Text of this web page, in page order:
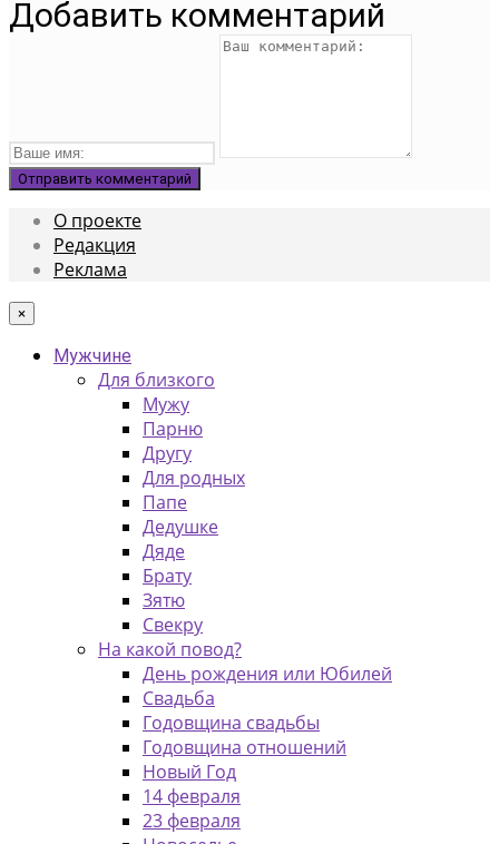
Добавить комментарий
О проекте
Редакция
Реклама
×
Мужчине
Для близкого
Мужу
Парню
Другу
Для родных
Папе
Дедушке
Дяде
Брату
Зятю
Свекру
На какой повод?
День рождения или Юбилей
Свадьба
Годовщина свадьбы
Годовщина отношений
Новый Год
14 февраля
23 февраля